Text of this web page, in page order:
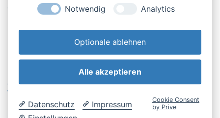
Anfahrt & Kontakt
Retouren-Portal
AGB & Kundeninfo
Widerrufsbelehrung
Datenschutzerklärung
Notwendig Analytics
Optionale ablehnen
Alle akzeptieren
Datenschutz
Impressum
Cookie Consent
by Prive